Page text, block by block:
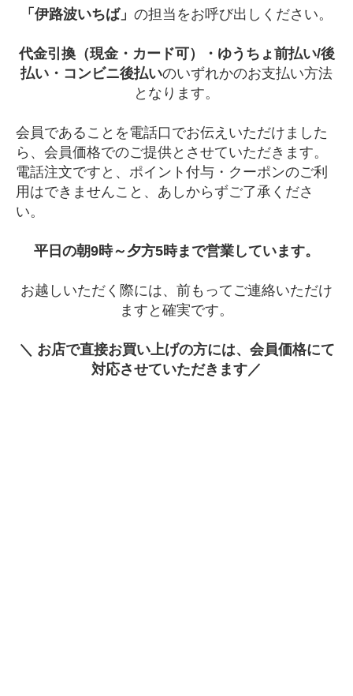
「伊路波いちば」 の担当をお呼び出しください。
代金引換（現金・カード可）・ゆうちょ前払い/後
払い・コンビニ後払いのいずれかのお支払い方法
となります。
会員であることを電話口でお伝えいただけました
ら、会員価格でのご提供とさせていただきます。
電話注文ですと、ポイント付与・クーポンのご利
用はできませんこと、あしからずご了承くださ
い。
平日の朝9時～夕方5時まで営業しています。
お越しいただく際には、前もってご連絡いただけ
ますと確実です。
＼ お店で直接お買い上げの方には、会員価格にて
対応させていただきます／